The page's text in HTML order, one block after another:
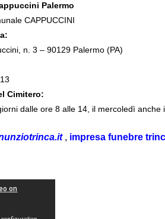
Palermo
CAPPUCCINI
n. 3 – 90129 Palermo (PA)
Cimitero:
dalle ore 8 alle 14, il mercoledì anche
, impresa funebre